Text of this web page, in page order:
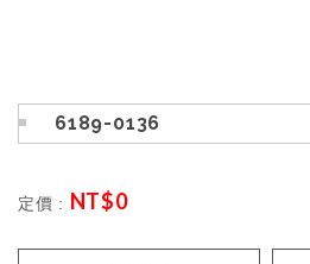
6189-0136
定價 : NT$0